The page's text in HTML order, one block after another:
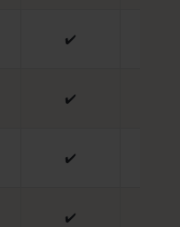
✔️
✔️
✔️
✔️